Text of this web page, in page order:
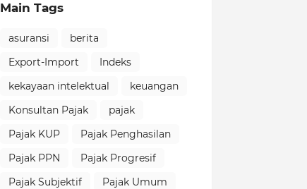
Main Tags
asuransi
berita
Export-Import
Indeks
kekayaan intelektual
keuangan
Konsultan Pajak
pajak
Pajak KUP
Pajak Penghasilan
Pajak PPN
Pajak Progresif
Pajak Subjektif
Pajak Umum